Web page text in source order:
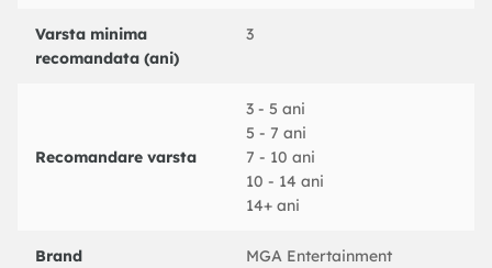
Varsta minima
recomandata (ani)
3
Recomandare varsta
3 - 5 ani
5 - 7 ani
7 - 10 ani
10 - 14 ani
14+ ani
Brand MGA Entertainment